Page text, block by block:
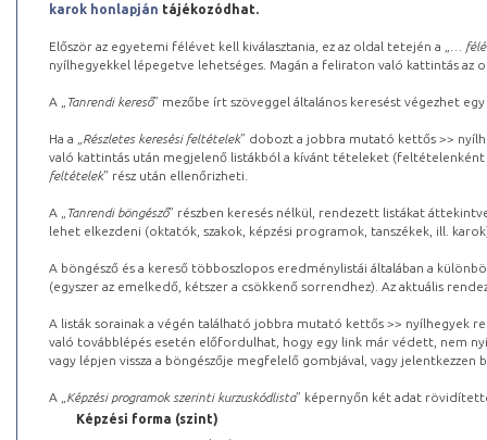
karok honlapján tájékozódhat.
Először az egyetemi félévet kell kiválasztania, ez az oldal tetején a „
…
nyílhegyekkel lépegetve lehetséges. Magán a feliraton való kattintás az
A „ Tanrendi kereső” mezőbe írt szöveggel általános keresést végezhet
Ha a „ Részletes keresési feltételek” dobozt a jobbra mutató kettős >>
való kattintás után megjelenő listákból a kívánt tételeket (feltételenként
feltételek” rész után ellenőrizheti.
A „ Tanrendi böngésző” részben keresés nélkül, rendezett listákat
lehet elkezdeni (oktatók, szakok, képzési programok, tanszékek, ill.
A böngésző és a kereső többoszlopos eredménylistái általában a
(egyszer az emelkedő, kétszer a csökkenő sorrendhez). Az aktuális
A listák sorainak a végén található jobbra mutató kettős >> nyílhegyek
való továbblépés esetén előfordulhat, hogy egy link már védett, nem
vagy lépjen vissza a böngészője megfelelő gombjával, vagy
A „ Képzési programok szerinti kurzuskódlista” képernyőn két adat
Képzési forma (szint)